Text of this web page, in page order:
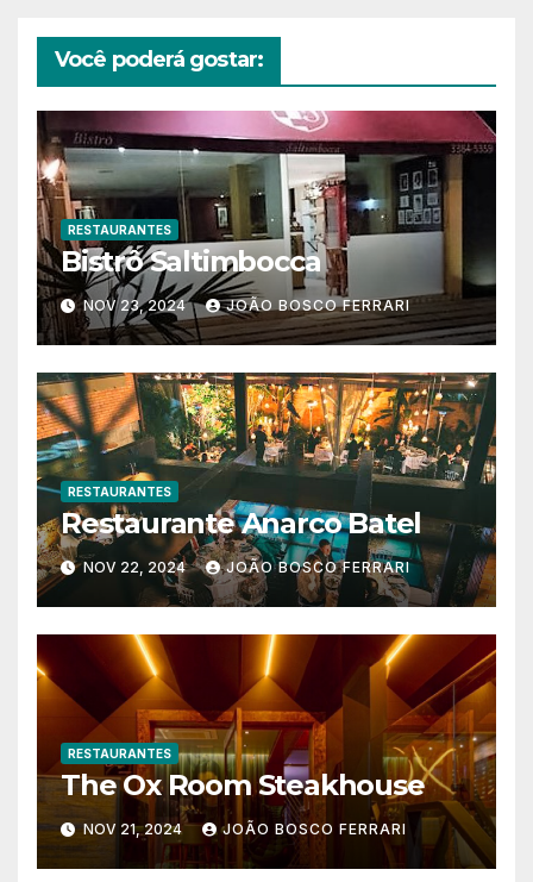
Você poderá gostar:
RESTAURANTES
Bistrô Saltimbocca
NOV 23, 2024 JOÃO BOSCO FERRARI
RESTAURANTES
Restaurante Anarco Batel
NOV 22, 2024 JOÃO BOSCO FERRARI
RESTAURANTES
The Ox Room Steakhouse
NOV 21, 2024 JOÃO BOSCO FERRARI